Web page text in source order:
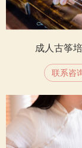
成人古筝
联系咨